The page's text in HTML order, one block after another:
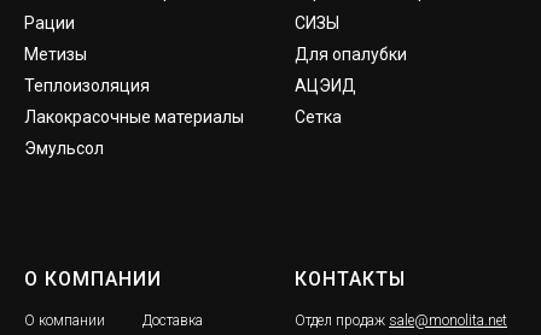
Рации
Метизы
Теплоизоляция
Лакокрасочные материалы
Эмульсол
СИЗЫ
Для опалубки
АЦЭИД
Сетка
О КОМПАНИИ
О компании Доставка
КОНТАКТЫ
Отдел продаж sale@monolita.net